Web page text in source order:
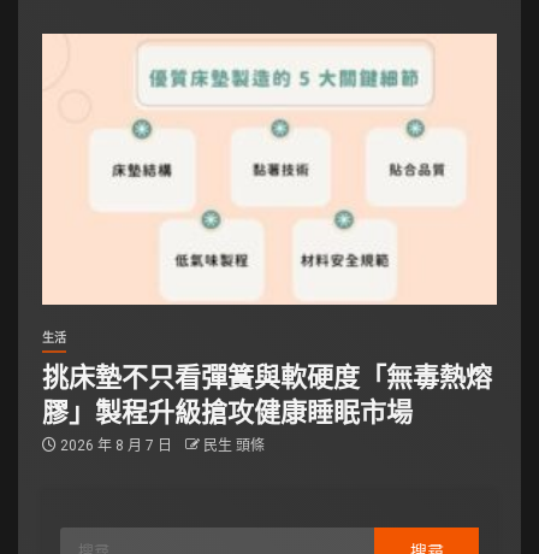
生活
挑床墊不只看彈簧與軟硬度「無毒熱熔
膠」製程升級搶攻健康睡眠市場
2026 年 8 月 7 日 民生 頭條